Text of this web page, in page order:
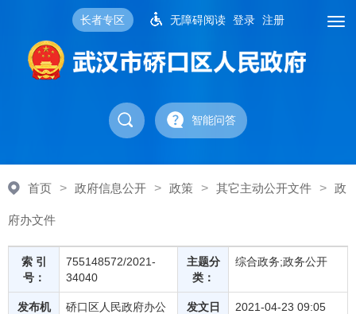
长者专区 无障碍阅读 登录 注册
智能问答
首页 > 政府信息公开 > 政策 > 其它主动公开文件 > 政
府办文件
索 引
号：
755148572/2021-
34040
主题分
类：
综合政务;政务公开
发布机
硚口区人民政府办公
发文日
2021-04-23 09:05